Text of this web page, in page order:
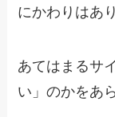
にかわりはあ
あてはまるサ
い」のかをあ